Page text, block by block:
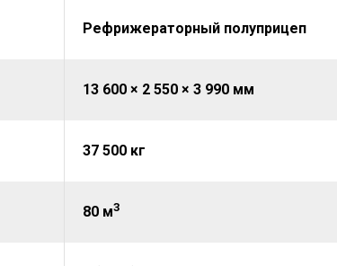
Рефрижераторный полуприцеп
13 600 × 2 550 × 3 990 мм
37 500 кг
80 м3